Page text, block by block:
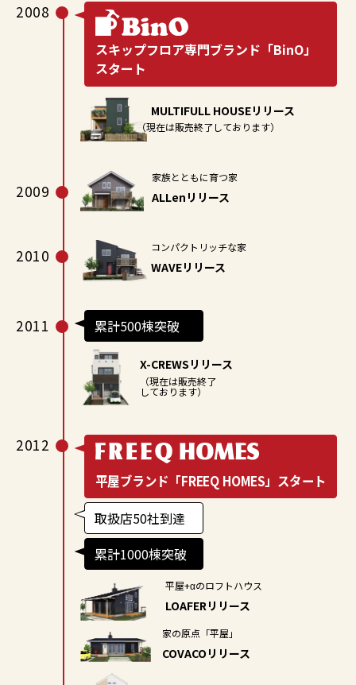
2008
スキップフロア専門ブランド「BinO」
スタート
MULTIFULL HOUSEリリース
（現在は販売終了しております）
2009
家族とともに育つ家
ALLenリリース
2010 コンパクトリッチな家
WAVEリリース
2011 累計500棟突破
X-CREWSリリース
（現在は販売終了
しております）
2012
平屋ブランド「FREEQ HOMES」スタート
取扱店50社到達
累計1000棟突破
平屋+αのロフトハウス
LOAFERリリース
家の原点「平屋」
COVACOリリース